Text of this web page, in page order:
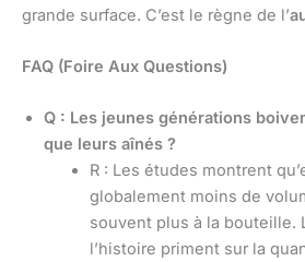
grande surface. C’est le règne de l’
FAQ (Foire Aux Questions)
Q : Les jeunes générations
que leurs aînés ?
R : Les études montrent
globalement moins de
souvent plus à la bouteille.
l’histoire priment sur la